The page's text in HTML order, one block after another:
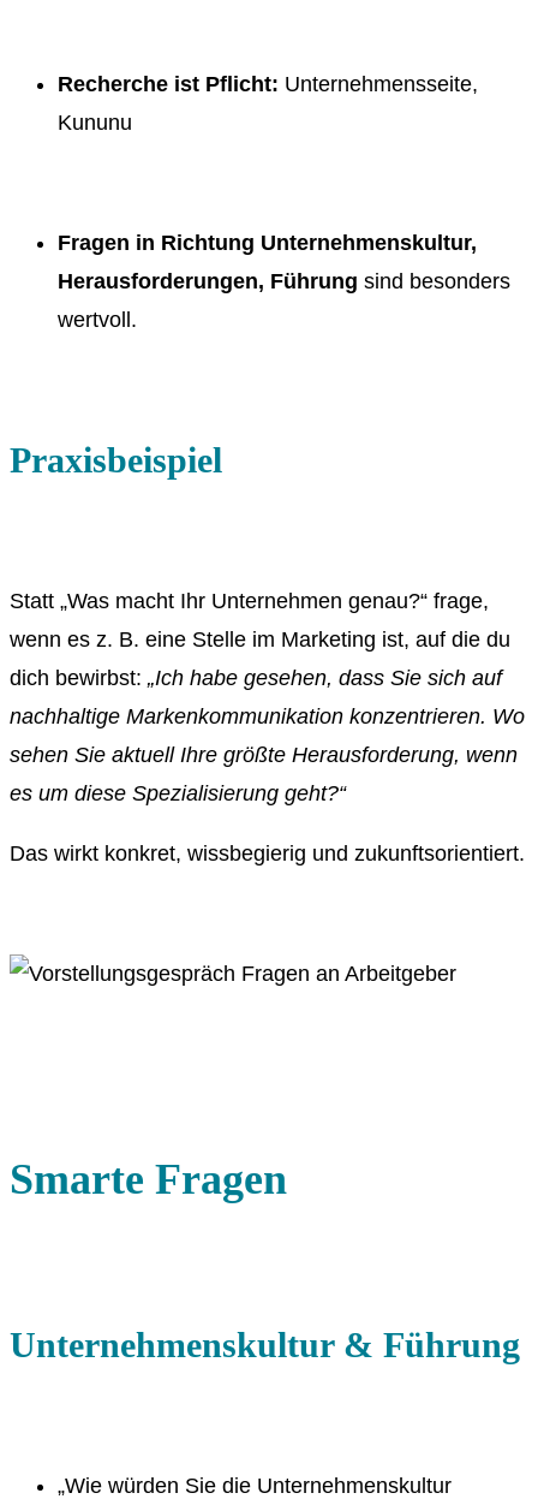
Recherche ist Pflicht: Unternehmensseite,
Kununu
Fragen in Richtung Unternehmenskultur,
Herausforderungen, Führung sind besonders
wertvoll.
Praxisbeispiel
Statt „Was macht Ihr Unternehmen genau?“ frage,
wenn es z. B. eine Stelle im Marketing ist, auf die du
dich bewirbst: „Ich habe gesehen, dass Sie sich auf
nachhaltige Markenkommunikation konzentrieren. Wo
sehen Sie aktuell Ihre größte Herausforderung, wenn
es um diese Spezialisierung geht?“
Das wirkt konkret, wissbegierig und zukunftsorientiert.
Smarte Fragen
Unternehmenskultur & Führung
„Wie würden Sie die Unternehmenskultur